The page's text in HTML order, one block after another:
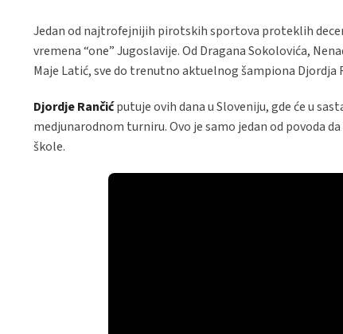
Jedan od najtrofejnijih pirotskih sportova proteklih
vremena “one” Jugoslavije. Od Dragana Sokolovića,
Maje Latić, sve do trenutno aktuelnog šampiona
Djordje Rančićputuje ovih dana u Sloveniju, gde će u
medjunarodnom turniru. Ovo je samo jedan od povoda
škole.